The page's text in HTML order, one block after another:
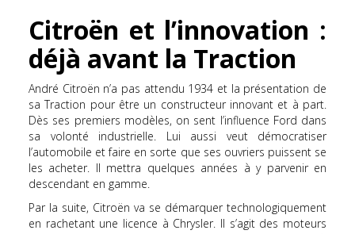
Citroën et l’innovation :
déjà avant la Traction
André Citroën n’a pas attendu 1934 et la présentation de
sa Traction pour être un constructeur innovant et à part.
Dès ses premiers modèles, on sent l’influence Ford dans
sa volonté industrielle. Lui aussi veut démocratiser
l’automobile et faire en sorte que ses ouvriers puissent se
les acheter. Il mettra quelques années à y parvenir en
descendant en gamme.
Par la suite, Citroën va se démarquer technologiquement
en rachetant une licence à Chrysler. Il s’agit des moteurs